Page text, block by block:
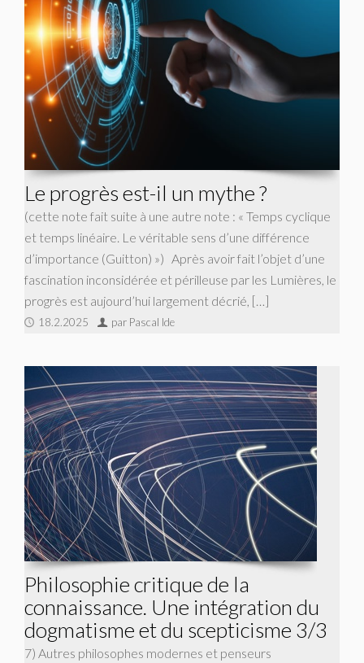
Le progrès est-il un mythe ?
(cette note fait suite à une autre note : « Temps cyclique
et temps linéaire. Le véritable sens d’une différence
d’importance (Guitton) ») Après avoir fait l’objet d’une
fascination inconsidérée et périlleuse par les Lumières, le
progrès est aujourd’hui largement décrié, […]
18.2.2025 par Pascal Ide
Philosophie critique de la
connaissance. Une intégration du
dogmatisme et du scepticisme 3/3
7) Autres philosophes modernes et penseurs